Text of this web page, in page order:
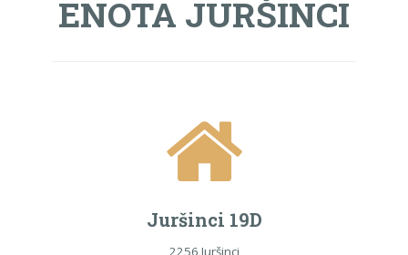
ENOTA JURŠINCI
Juršinci 19D
2256 Juršinci